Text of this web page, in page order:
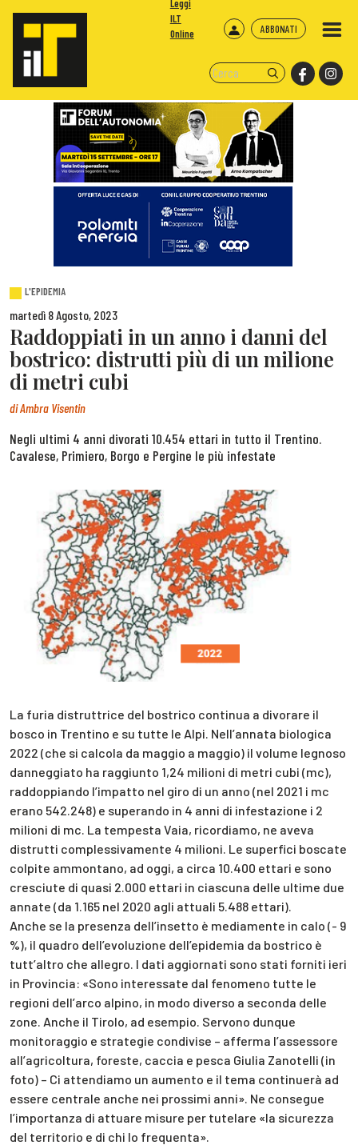
ABBONATI
Leggi
ILT
Online
L'EPIDEMIA
martedì 8 Agosto, 2023
Raddoppiati in un anno i danni del
bostrico: distrutti più di un milione
di metri cubi
diAmbra Visentin
Negli ultimi 4 anni divorati 10.454 ettari in tutto il Trentino.
Cavalese, Primiero, Borgo e Pergine le più infestate
La furia distruttrice del bostrico continua a divorare il
bosco in Trentino e su tutte le Alpi. Nell’annata biologica
2022 (che si calcola da maggio a maggio) il volume legnoso
danneggiato ha raggiunto 1,24 milioni di metri cubi (mc),
raddoppiando l’impatto nel giro di un anno (nel 2021 i mc
erano 542.248) e superando in 4 anni di infestazione i 2
milioni di mc. La tempesta Vaia, ricordiamo, ne aveva
distrutti complessivamente 4 milioni. Le superfici boscate
colpite ammontano, ad oggi, a circa 10.400 ettari e sono
cresciute di quasi 2.000 ettari in ciascuna delle ultime due
annate (da 1.165 nel 2020 agli attuali 5.488 ettari).
Anche se la presenza dell’insetto è mediamente in calo (- 9
%), il quadro dell’evoluzione dell’epidemia da bostrico è
tutt’altro che allegro. I dati aggiornati sono stati forniti ieri
in Provincia: «Sono interessate dal fenomeno tutte le
regioni dell’arco alpino, in modo diverso a seconda delle
zone. Anche il Tirolo, ad esempio. Servono dunque
monitoraggio e strategie condivise – afferma l’assessore
all’agricoltura, foreste, caccia e pesca Giulia Zanotelli (in
foto) – Ci attendiamo un aumento e il tema continuerà ad
essere centrale anche nei prossimi anni». Ne consegue
l’importanza di attuare misure per tutelare «la sicurezza
del territorio e di chi lo frequenta».